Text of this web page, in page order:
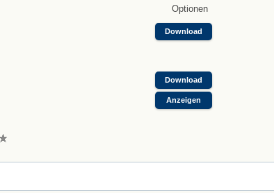
Optionen
Download
Download
Anzeigen